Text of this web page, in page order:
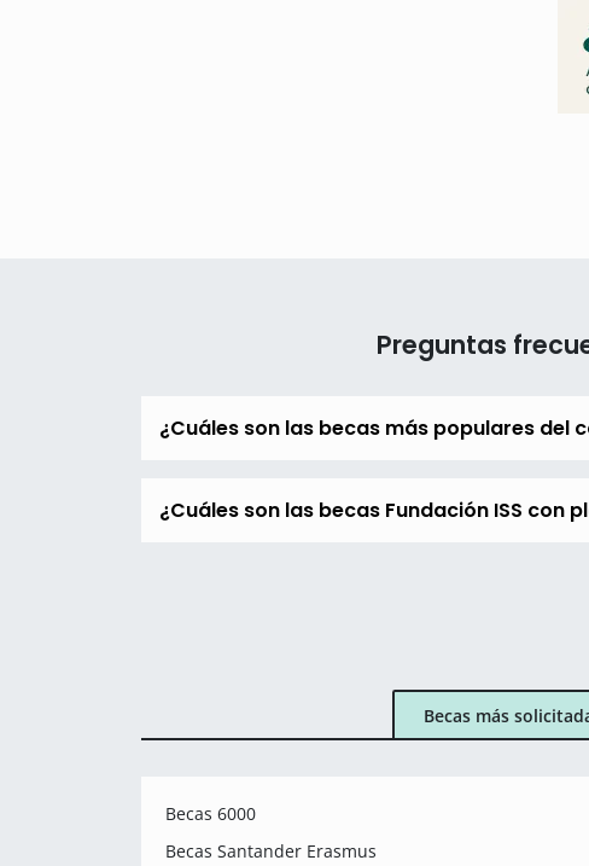
Preguntas
¿Cuáles son las becas más populares del
¿Cuáles son las becas Fundación ISS con
Becas más
Becas 6000
Becas Santander Erasmus